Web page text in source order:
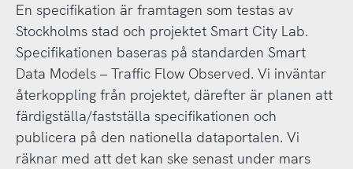
En specifikation är framtagen som testas av
Stockholms stad och projektet Smart City Lab.
Specifikationen baseras på standarden Smart
Data Models – Traffic Flow Observed. Vi inväntar
återkoppling från projektet, därefter är planen att
färdigställa/fastställa specifikationen och
publicera på den nationella dataportalen. Vi
räknar med att det kan ske senast under mars